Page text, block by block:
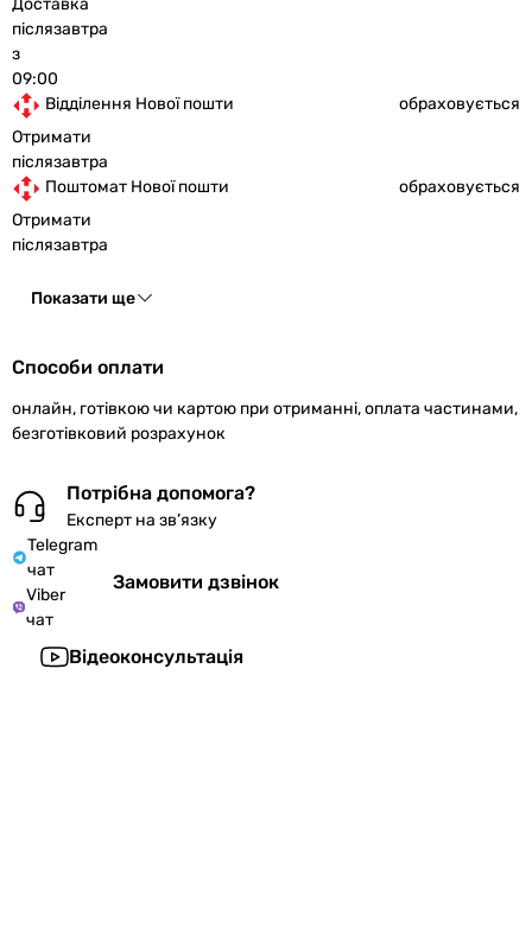
післязавтра
з
09:00
Відділення Нової пошти
обраховується
Отримати
післязавтра
Поштомат Нової пошти
обраховується
Отримати
післязавтра
Показати ще
Способи оплати
онлайн, готівкою чи картою при отриманні, оплата частинами,
безготівковий розрахунок
Потрібна допомога?
Експерт на зв’язку
Telegram
чат
Viber
чат
Замовити дзвінок
Відеоконсультація